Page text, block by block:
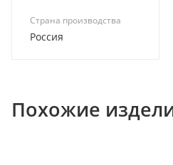
Страна производства
Россия
Похожие